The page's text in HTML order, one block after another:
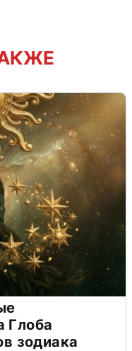
Глоба
зодиака